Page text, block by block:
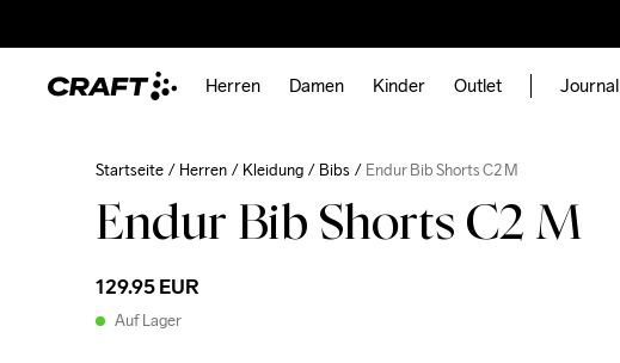
Herren Damen Kinder Outlet Journal
Startseite Herren Kleidung Bibs Endur Bib Shorts C2 M
Endur Bib Shorts C2 M
129.95 EUR
Auf Lager